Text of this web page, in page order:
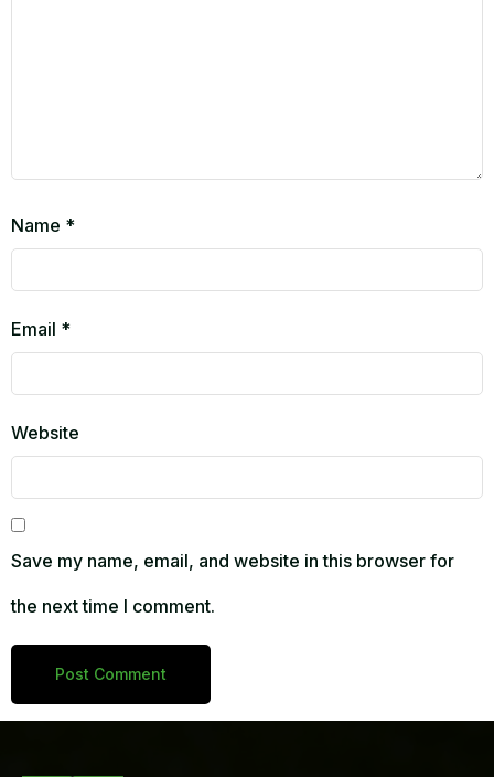
Name *
Email *
Website
Save my name, email, and website in this browser for
the next time I comment.